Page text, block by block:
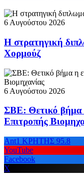
6 Αυγούστου 2026
Η στρατηγική
Χορμούζ
6 Αυγούστου 2026
ΣΒΕ: Θετικό βήμα
Επιτροπής
Ant1 ΚΡΗΤΗΣ 95.8
YouTube
Facebook
X